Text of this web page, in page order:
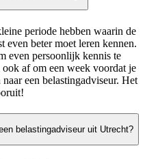
periode hebben waarin de
even beter moet leren kennen.
even persoonlijk kennis te
af om een week voordat je
een belastingadviseur. Het
belastingadviseur uit Utrecht?